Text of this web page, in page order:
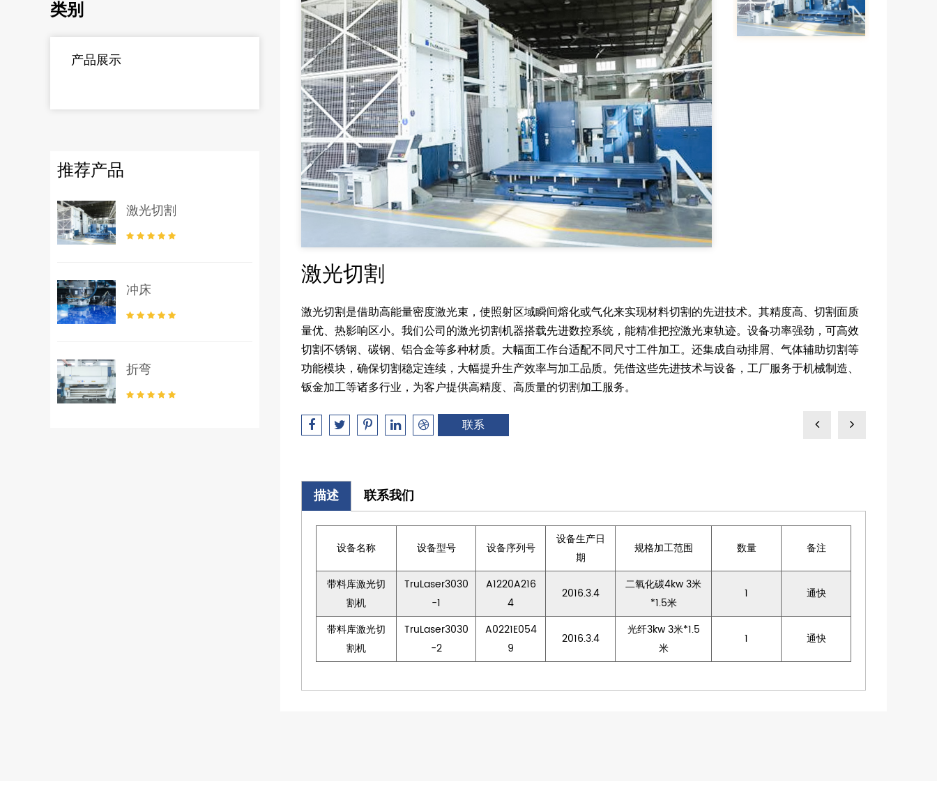
类别
产品展示
推荐产品
激光切割
冲床
折弯
激光切割
激光切割是借助高能量密度激光束，使照射区域瞬间熔化或气化来实现材料切割的先进技术。其精度高、切割面质
量优、热影响区小。我们公司的激光切割机器搭载先进数控系统，能精准把控激光束轨迹。设备功率强劲，可高效
切割不锈钢、碳钢、铝合金等多种材质。大幅面工作台适配不同尺寸工件加工。还集成自动排屑、气体辅助切割等
功能模块，确保切割稳定连续，大幅提升生产效率与加工品质。凭借这些先进技术与设备，工厂服务于机械制造、
钣金加工等诸多行业，为客户提供高精度、高质量的切割加工服务。
联系
描述 联系我们
设备名称 设备型号 设备序列号
设备生产日
期
规格加工范围 数量 备注
带料库激光切
割机
TruLaser3030
-1
A1220A216
4
2016.3.4
二氧化碳4kw 3米
*1.5米
1 通快
带料库激光切
割机
TruLaser3030
-2
A0221E054
9
2016.3.4
光纤3kw 3米*1.5
米
1 通快